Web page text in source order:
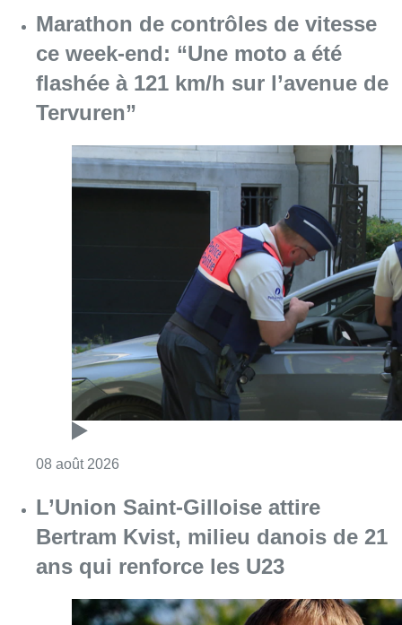
Marathon de contrôles de vitesse
ce week-end: “Une moto a été
flashée à 121 km/h sur l’avenue de
Tervuren”
08 août 2026
L’Union Saint-Gilloise attire
Bertram Kvist, milieu danois de 21
ans qui renforce les U23